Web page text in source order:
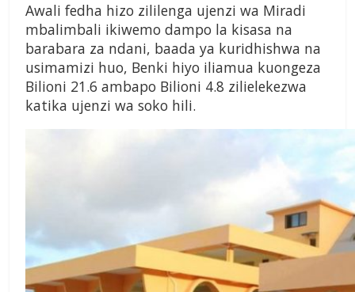
Awali fedha hizo zililenga ujenzi wa Miradi
mbalimbali ikiwemo dampo la kisasa na
barabara za ndani, baada ya kuridhishwa na
usimamizi huo, Benki hiyo iliamua kuongeza
Bilioni 21.6 ambapo Bilioni 4.8 zilielekezwa
katika ujenzi wa soko hili.